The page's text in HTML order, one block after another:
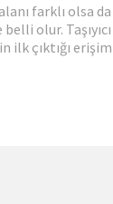
farklı olsa
olur.
çıktığı